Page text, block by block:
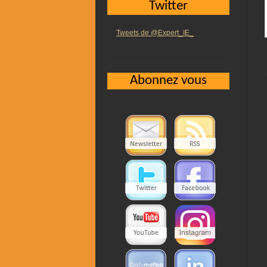
Twitter
Tweets de @Expert_IE_
Abonnez vous